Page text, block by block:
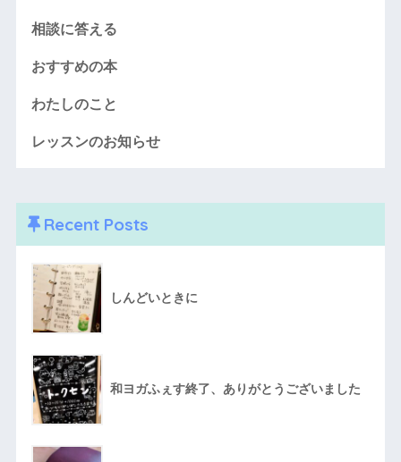
相談に答える
おすすめの本
わたしのこと
レッスンのお知らせ
Recent Posts
しんどいときに
和ヨガふぇす終了、ありがとうございました